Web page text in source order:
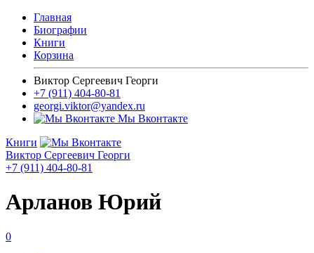
Главная
Биографии
Книги
Корзина
Виктор Сергеевич Георги
+7 (911) 404-80-81
georgi.viktor@yandex.ru
Мы Вконтакте
Книги
Виктор Сергеевич Георги
+7 (911) 404-80-81
Арланов Юрий
0